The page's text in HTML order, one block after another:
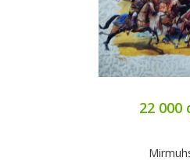
22 000